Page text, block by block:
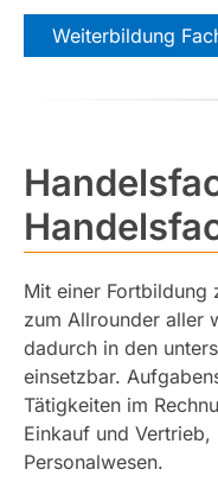
Weiterbildung
Mit einer Fortbildung
zum Allrounder aller
dadurch in den
einsetzbar.
Tätigkeiten im
Einkauf und
Personalwesen.